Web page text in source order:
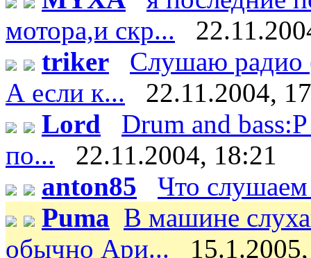
мотора,и скр...
triker
Слушаю радио
А если к...
22.11.2004,
Lord
Drum and
по...
22.11.2004, 18:21
anton85
Что
Puma В машине
обычно Ари...